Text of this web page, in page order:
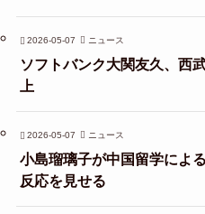
2026-05-07 ニュース
ソフトバンク大関友久、西
上
2026-05-07 ニュース
小島瑠璃子が中国留学によ
反応を見せる